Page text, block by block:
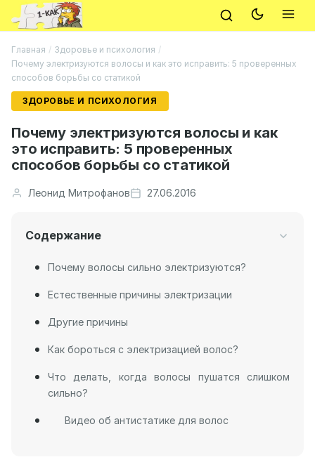
Главная / Здоровье и психология /
Почему электризуются волосы и как это исправить: 5 проверенных
способов борьбы со статикой
ЗДОРОВЬЕ И ПСИХОЛОГИЯ
Почему электризуются волосы и как
это исправить: 5 проверенных
способов борьбы со статикой
Леонид Митрофанов 27.06.2016
Содержание
Почему волосы сильно электризуются?
Естественные причины электризации
Другие причины
Как бороться с электризацией волос?
Что делать, когда волосы пушатся слишком
сильно?
Видео об антистатике для волос